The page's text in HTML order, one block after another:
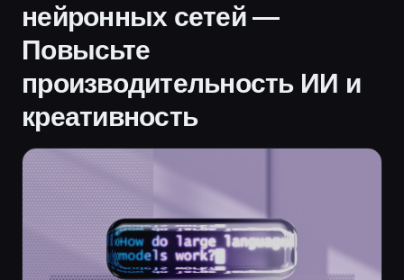
нейронных сетей —
Повысьте
производительность ИИ и
креативность